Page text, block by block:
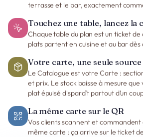
terrasse et le bar, exactement
Touchez une table, lancez la
Chaque table du plan est un ticket de
plats partent en cuisine et au bar dès
Votre carte, une seule source
Le Catalogue est votre Carte :
et prix. Le stock baisse à mesure que
plat épuisé disparaît partout d’un
La même carte sur le QR
Vos clients scannent et
même carte ; ça arrive sur le ticket